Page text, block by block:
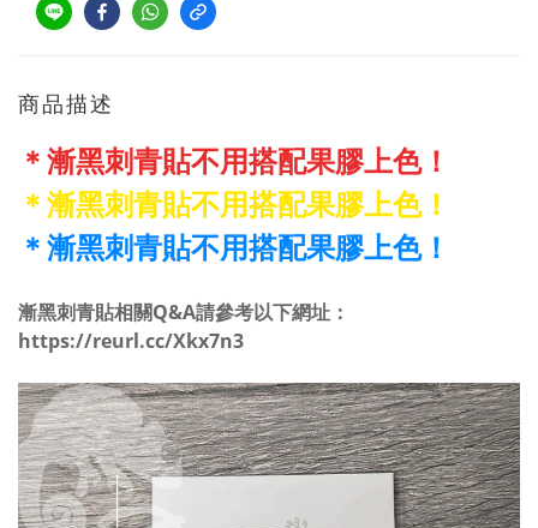
商品描述
＊漸黑刺青貼不用搭配果膠上色！
＊漸黑刺青貼不用搭配果膠上色！
＊漸黑刺青貼不用搭配果膠上色！
漸黑刺青貼相關Q&A請參考以下網址：
https://reurl.cc/Xkx7n3